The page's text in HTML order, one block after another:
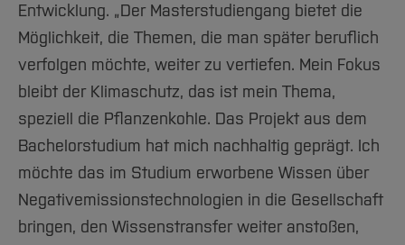
Entwicklung. „Der Masterstudiengang bietet die
Möglichkeit, die Themen, die man später beruflich
verfolgen möchte, weiter zu vertiefen. Mein Fokus
bleibt der Klimaschutz, das ist mein Thema,
speziell die Pflanzenkohle. Das Projekt aus dem
Bachelorstudium hat mich nachhaltig geprägt. Ich
möchte das im Studium erworbene Wissen über
Negativemissionstechnologien in die Gesellschaft
bringen, den Wissenstransfer weiter anstoßen,